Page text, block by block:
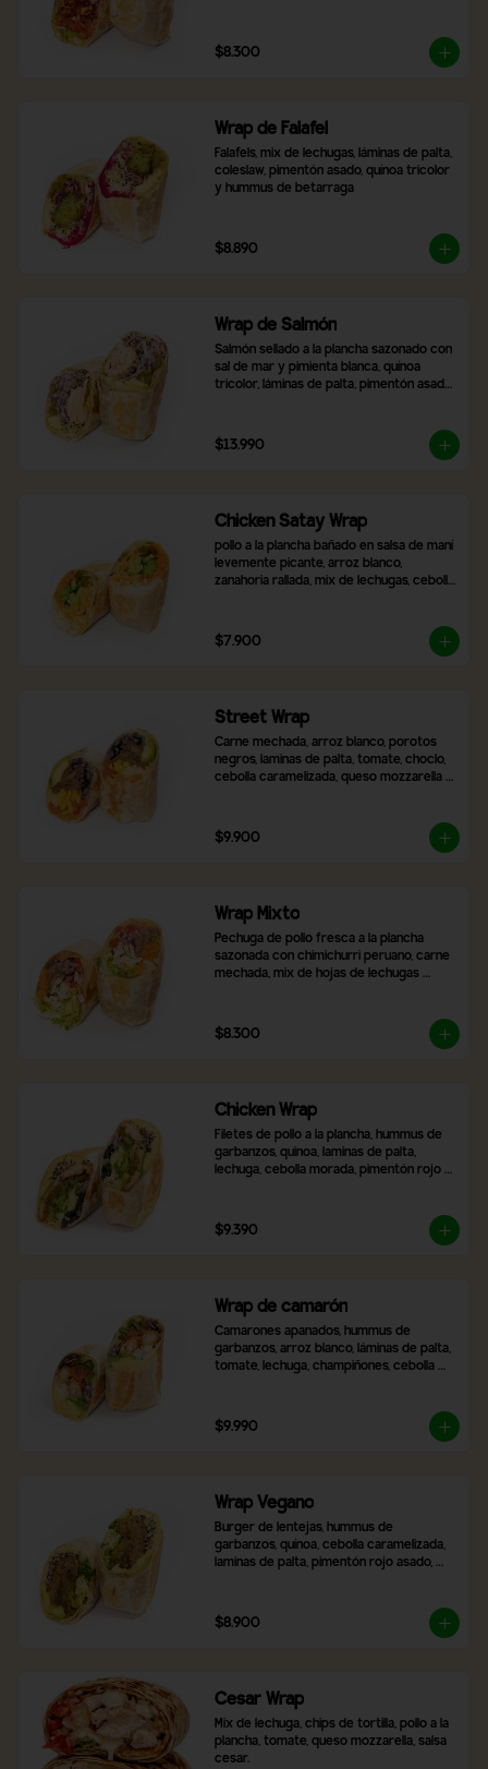
$8.300
Wrap de Falafel
Falafels, mix de lechugas, láminas de palta,
coleslaw, pimentón asado, quínoa tricolor
y hummus de betarraga
$8.890
Wrap de Salmón
Salmón sellado a la plancha sazonado con
sal de mar y pimienta blanca, quínoa
tricolor, láminas de palta, pimentón asado,
$13.990
Chicken Satay Wrap
pollo a la plancha bañado en salsa de maní
levemente picante, arroz blanco,
zanahoria rallada, mix de lechugas, cebolla
$7.900
Street Wrap
Carne mechada, arroz blanco, porotos
negros, laminas de palta, tomate, choclo,
cebolla caramelizada, queso mozzarella y
$9.900
Wrap Mixto
Pechuga de pollo fresca a la plancha
sazonada con chimichurri peruano, carne
mechada, mix de hojas de lechugas
elección.
$8.300
Chicken Wrap
Filetes de pollo a la plancha, hummus de
garbanzos, quinoa, laminas de palta,
lechuga, cebolla morada, pimentón rojo
$9.390
Wrap de camarón
Camarones apanados, hummus de
garbanzos, arroz blanco, láminas de palta,
tomate, lechuga, champiñones, cebolla
$9.990
Wrap Vegano
Burger de lentejas, hummus de
garbanzos, quínoa, cebolla caramelizada,
laminas de palta, pimentón rojo asado,
$8.900
Cesar Wrap
Mix de lechuga, chips de tortilla, pollo a la
plancha, tomate, queso mozzarella, salsa
cesar.